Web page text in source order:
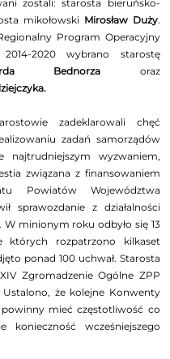
zostali: starosta bieruńsko-
mikołowski Mirosław Duży.
Program Operacyjny
2020 wybrano starostę
Bednorza oraz
zadeklarowali chęć
zadań samorządów
najtrudniejszym wyzwaniem,
związana z finansowaniem
Powiatów Województwa
sprawozdanie z działalności
minionym roku odbyło się 13
których rozpatrzono kilkaset
ponad 100 uchwał. Starosta
Zgromadzenie Ogólne ZPP
że kolejne Konwenty
mieć częstotliwość co
konieczność wcześniejszego